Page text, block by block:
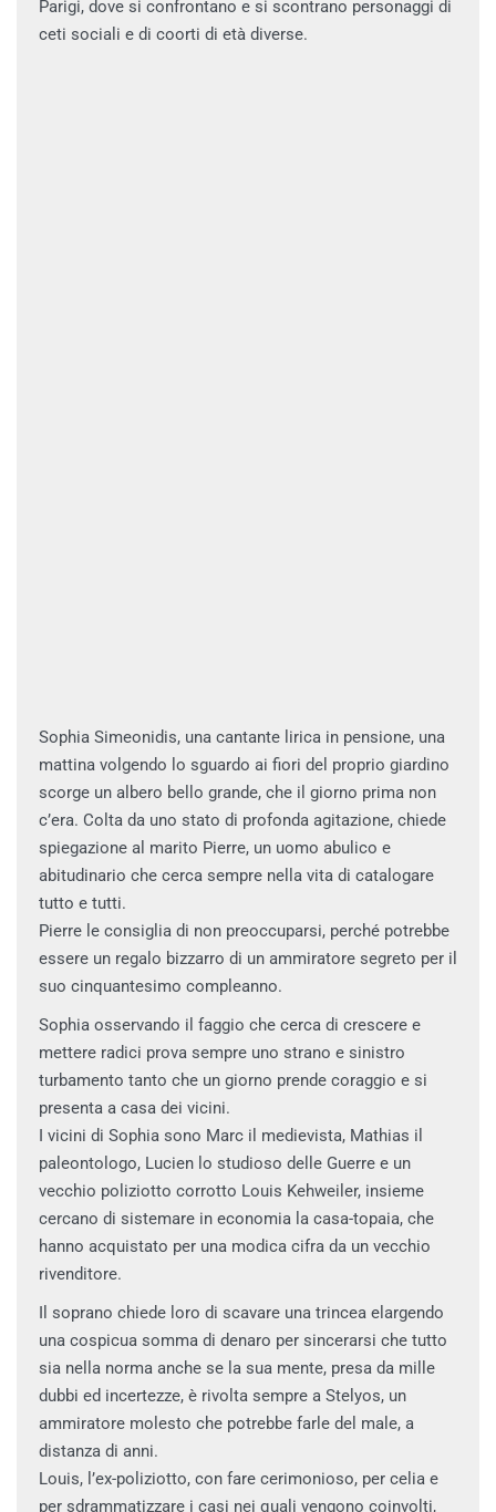
Parigi, dove si confrontano e si scontrano personaggi di
ceti sociali e di coorti di età diverse.
Sophia Simeonidis, una cantante lirica in pensione, una
mattina volgendo lo sguardo ai fiori del proprio giardino
scorge un albero bello grande, che il giorno prima non
c’era. Colta da uno stato di profonda agitazione, chiede
spiegazione al marito Pierre, un uomo abulico e
abitudinario che cerca sempre nella vita di catalogare
tutto e tutti.
Pierre le consiglia di non preoccuparsi, perché potrebbe
essere un regalo bizzarro di un ammiratore segreto per il
suo cinquantesimo compleanno.
Sophia osservando il faggio che cerca di crescere e
mettere radici prova sempre uno strano e sinistro
turbamento tanto che un giorno prende coraggio e si
presenta a casa dei vicini.
I vicini di Sophia sono Marc il medievista, Mathias il
paleontologo, Lucien lo studioso delle Guerre e un
vecchio poliziotto corrotto Louis Kehweiler, insieme
cercano di sistemare in economia la casa-topaia, che
hanno acquistato per una modica cifra da un vecchio
rivenditore.
Il soprano chiede loro di scavare una trincea elargendo
una cospicua somma di denaro per sincerarsi che tutto
sia nella norma anche se la sua mente, presa da mille
dubbi ed incertezze, è rivolta sempre a Stelyos, un
ammiratore molesto che potrebbe farle del male, a
distanza di anni.
Louis, l’ex-poliziotto, con fare cerimonioso, per celia e
per sdrammatizzare i casi nei quali vengono coinvolti,